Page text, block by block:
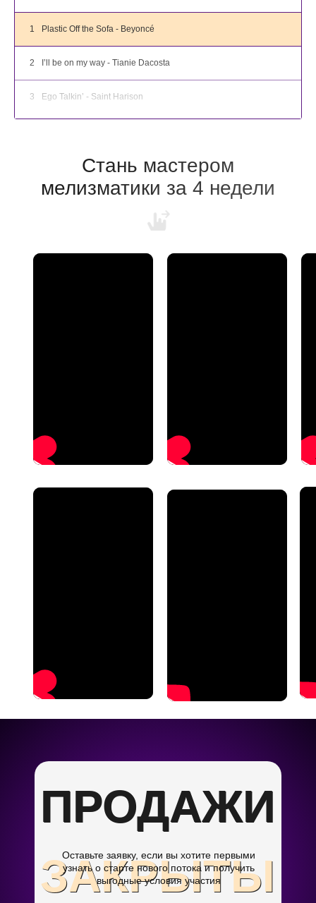
1 Plastic Off the Sofa - Beyoncé
2 I’ll be on my way - Tianie Dacosta
3 Ego Talkin’ - Saint Harison
Tennessee Whiskey - Chris Stapleton
Lose Control - Teddy Swims
Стань мастером
мелизматики за 4 недели
ПРОДАЖИ
ЗАКРЫТЫ
ПРОДАЖИ
ЗАКРЫТЫ
Оставьте заявку, если вы хотите первыми
узнать о старте нового потока и получить
выгодные условия участия